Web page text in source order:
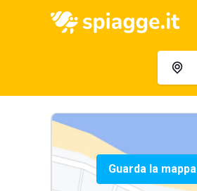
Guarda la mappa